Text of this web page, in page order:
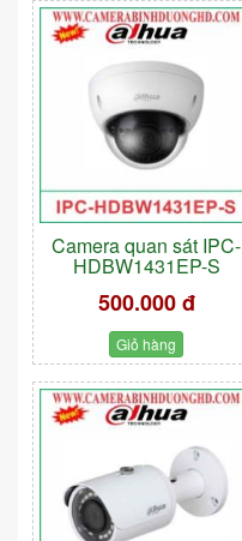
Camera quan sát IPC-
HDBW1431EP-S
500.000 đ
Giỏ hàng